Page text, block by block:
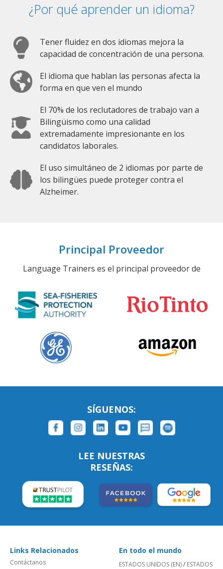
¿Por qué aprender un idioma?
Tener fluidez en dos idiomas mejora la
capacidad de concentración de una persona.
El idioma que hablan las personas afecta la
forma en que ven el mundo
El 70% de los reclutadores de trabajo van a
Bilingüismo como una calidad
extremadamente impresionante en los
candidatos laborales.
El uso simultáneo de 2 idiomas por parte de
los bilingües puede proteger contra el
Alzheimer.
Principal Proveedor
Language Trainers es el principal proveedor de
SÍGUENOS:
LEE NUESTRAS
RESEÑAS:
Links Relacionados
Contáctanos
En todo el mundo
ESTADOS UNIDOS (EN)/ ESTADOS